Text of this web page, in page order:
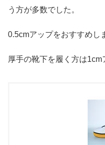
う方が多数でした。
0.5cmアップをおすすめし
厚手の靴下を履く方は